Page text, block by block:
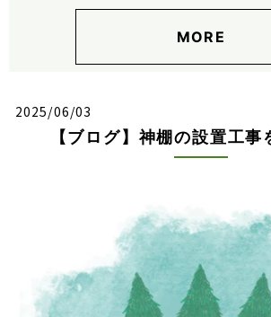
MORE
2025/06/03
【ブログ】神棚の設置工事